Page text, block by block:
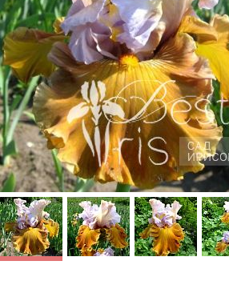
Stay Stylish
Blyth’14, ЕМ, 94.
Светлые лавандовые
стандарты с намёком на
оливковый цвет на
центральной жилке.